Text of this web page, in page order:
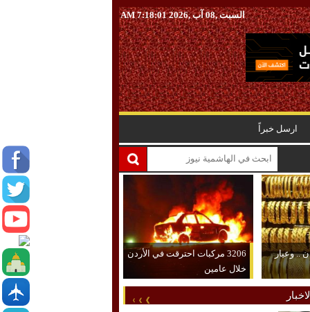
السبت ,08 آب ,2026 7:18:03 AM
ارسل خبراً
.. وعيار
3206 مركبات احترقت في الأردن
خلال عامين